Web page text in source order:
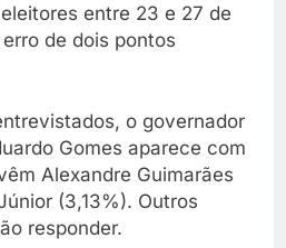
entre 23 e 27 de
de dois pontos
o governador
Gomes aparece com
Alexandre Guimarães
(3,13%). Outros
responder.